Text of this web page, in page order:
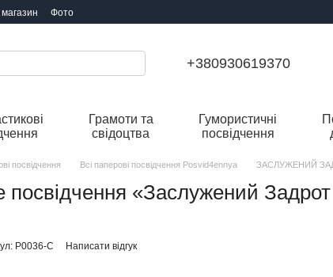
магазин Фото
+380930619370
Грамоти та
свідоцтва
Гумористичні
посвідчення
посвідчення Всі паперові посвідчення Posvid4ennya ЗАСЛУЖЕНИЙ
посвідчення «Заслужений
P0036-C Написати відгук